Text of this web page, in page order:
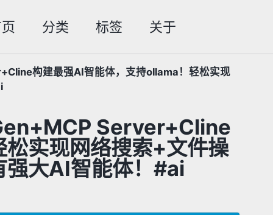
分类 标签 关于
构建最强AI智能体，支持ollama！轻松实现
Server+Cline
实现网络搜索+文件操
大AI智能体！#ai